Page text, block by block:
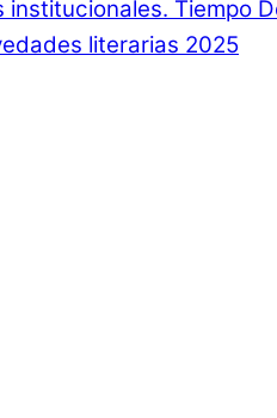
Tiempo
literarias 2025